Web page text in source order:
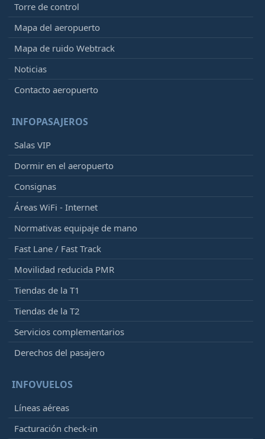
Torre de control
Mapa del aeropuerto
Mapa de ruido Webtrack
Noticias
Contacto aeropuerto
INFOPASAJEROS
Salas VIP
Dormir en el aeropuerto
Consignas
Áreas WiFi - Internet
Normativas equipaje de mano
Fast Lane / Fast Track
Movilidad reducida PMR
Tiendas de la T1
Tiendas de la T2
Servicios complementarios
Derechos del pasajero
INFOVUELOS
Líneas aéreas
Facturación check-in